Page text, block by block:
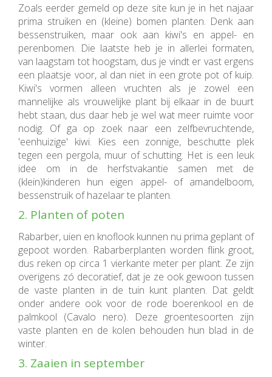
Zoals eerder gemeld op deze site kun je in het najaar
prima struiken en (kleine) bomen planten. Denk aan
bessenstruiken, maar ook aan kiwi's en appel- en
perenbomen. Die laatste heb je in allerlei formaten,
van laagstam tot hoogstam, dus je vindt er vast ergens
een plaatsje voor, al dan niet in een grote pot of kuip.
Kiwi's vormen alleen vruchten als je zowel een
mannelijke als vrouwelijke plant bij elkaar in de buurt
hebt staan, dus daar heb je wel wat meer ruimte voor
nodig. Of ga op zoek naar een zelfbevruchtende,
'eenhuizige' kiwi. Kies een zonnige, beschutte plek
tegen een pergola, muur of schutting. Het is een leuk
idee om in de herfstvakantie samen met de
(klein)kinderen hun eigen appel- of amandelboom,
bessenstruik of hazelaar te planten.
2. Planten of poten
Rabarber, uien en knoflook kunnen nu prima geplant of
gepoot worden. Rabarberplanten worden flink groot,
dus reken op circa 1 vierkante meter per plant. Ze zijn
overigens zó decoratief, dat je ze ook gewoon tussen
de vaste planten in de tuin kunt planten. Dat geldt
onder andere ook voor de rode boerenkool en de
palmkool (Cavalo nero). Deze groentesoorten zijn
vaste planten en de kolen behouden hun blad in de
winter.
3. Zaaien in september